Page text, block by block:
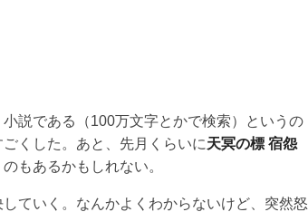
説である（100万文字とかで検索）というの
くした。あと、先月くらいに天冥の標 宿怨
もあるかもしれない。
ていく。なんかよくわからないけど、突然怒